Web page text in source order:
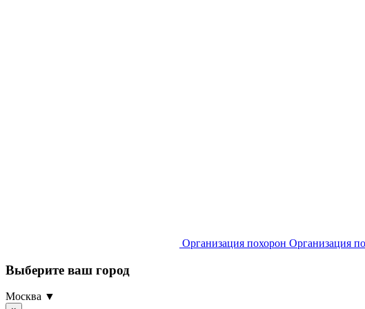
Организация похорон Организация
Выберите ваш город
Москва ▼